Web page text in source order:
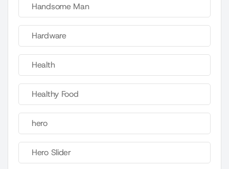
Handsome Man
Hardware
Health
Healthy Food
hero
Hero Slider